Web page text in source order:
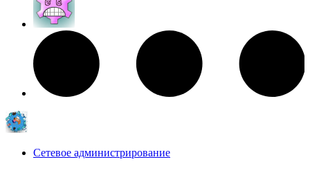
Сетевое администрирование